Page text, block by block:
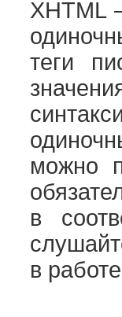
XHTML
теги
можно
в
в